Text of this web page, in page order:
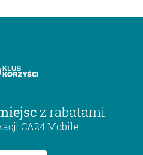
z rabatami
CA24 Mobile